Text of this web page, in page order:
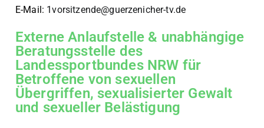
E-Mail: 1vorsitzende@guerzenicher-tv.de
Externe Anlaufstelle & unabhängige
Beratungsstelle des
Landessportbundes NRW für
Betroffene von sexuellen
Übergriffen, sexualisierter Gewalt
und sexueller Belästigung